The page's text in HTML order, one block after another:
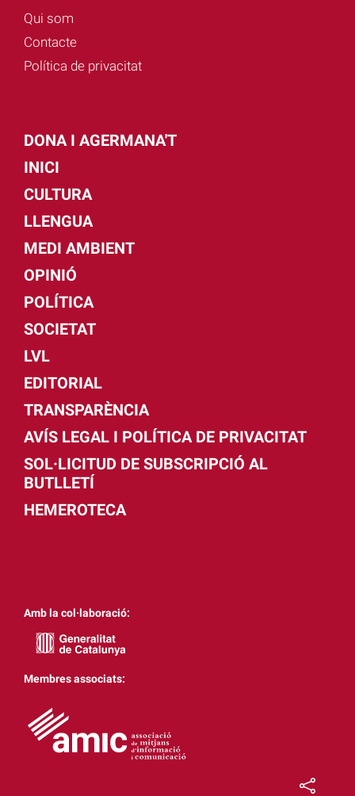
Qui som
Contacte
Política de privacitat
DONA I AGERMANA'T
INICI
CULTURA
LLENGUA
MEDI AMBIENT
OPINIÓ
POLÍTICA
SOCIETAT
LVL
EDITORIAL
TRANSPARÈNCIA
AVÍS LEGAL I POLÍTICA DE PRIVACITAT
SOL·LICITUD DE SUBSCRIPCIÓ AL
BUTLLETÍ
HEMEROTECA
Amb la col·laboració:
Membres associats: